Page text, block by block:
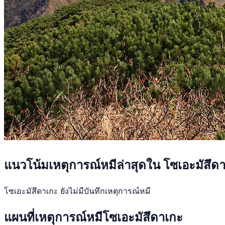
แนวโน้มเหตุการณ์หมีล่าสุดใน โซเอะมัสึด
โซเอะมัสึดาเกะ ยังไม่มีบันทึกเหตุการณ์หมี
แผนที่เหตุการณ์หมีโซเอะมัสึดาเกะ